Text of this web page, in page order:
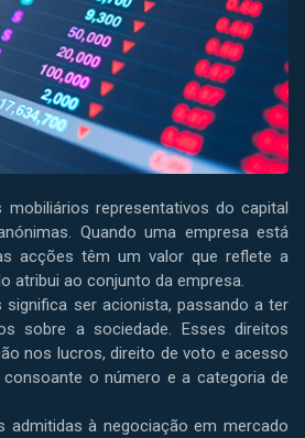
representativos do capital
Quando uma empresa está
acções têm um valor que reflete a
atribui ao conjunto da empresa.
ser acionista, passando a ter
sobre a sociedade. Esses direitos
nos lucros, direito de voto e acesso
o número e a categoria de
admitidas à negociação em mercado